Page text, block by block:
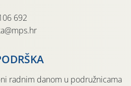
692
radnim danom u podružnicama